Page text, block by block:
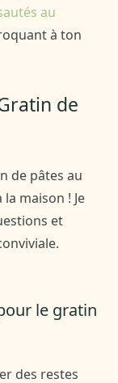
au
à ton
de
de pâtes au
maison ! Je
et
le gratin
des restes